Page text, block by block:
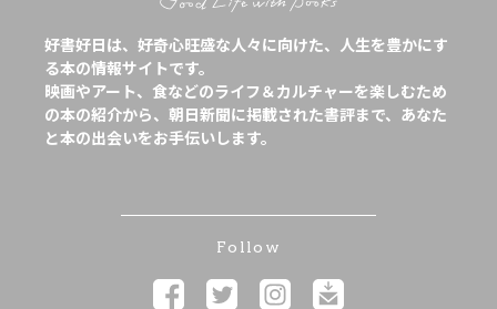
好書好日は、好奇心旺盛な人々に向けた、人生を豊かにす
る本の情報サイトです。
映画やアート、食などのライフ＆カルチャーを楽しむため
の本の紹介から、朝日新聞に掲載された書評まで、あなた
と本の出会いをお手伝いします。
Follow